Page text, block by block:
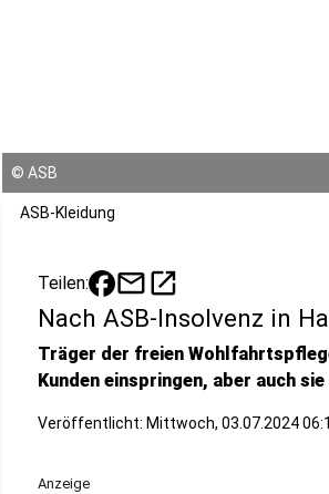
© ASB
ASB-Kleidung
Teilen: mailopen_in_new
Nach ASB-Insolvenz in
Träger der freien
Kunden einspringen, aber auch
Veröffentlicht: Mittwoch, 03.07.2024
Anzeige